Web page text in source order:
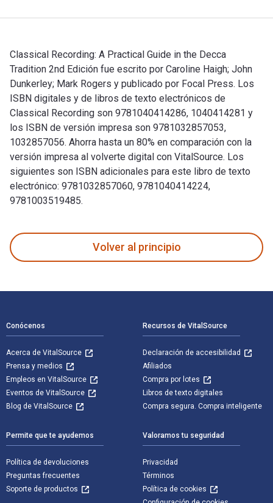
Classical Recording: A Practical Guide in the Decca
Tradition 2nd Edición fue escrito por Caroline Haigh; John
Dunkerley; Mark Rogers y publicado por Focal Press. Los
ISBN digitales y de libros de texto electrónicos de
Classical Recording son 9781040414286, 1040414281 y
los ISBN de versión impresa son 9781032857053,
1032857056. Ahorra hasta un 80% en comparación con la
versión impresa al volverte digital con VitalSource. Los
siguientes son ISBN adicionales para este libro de texto
electrónico: 9781032857060, 9781040414224,
9781003519485.
Volver al principio
Conócenos
Acerca de VitalSource
Prensa y medios
Empleos en VitalSource
Eventos de VitalSource
Blog de VitalSource
Recursos de VitalSource
Declaración de accesibilidad
Afiliados
Compra por lotes
Libros de texto digitales
Compra segura. Compra inteligente
Permite que te ayudemos
Política de devoluciones
Preguntas frecuentes
Soporte de productos
Valoramos tu seguridad
Privacidad
Términos
Política de cookies